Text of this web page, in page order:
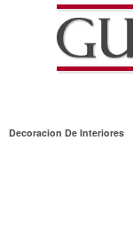
Decoracion De Interiores